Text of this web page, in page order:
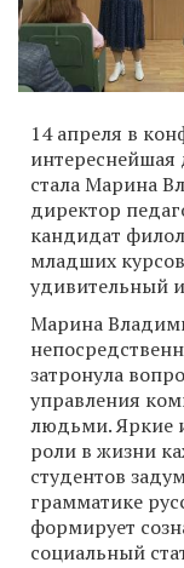
14 апреля в
интереснейшая
стала Марина
директор
кандидат
младших
удивительный
Марина
затронула
управления
людьми. Яркие
роли в жизни
студентов
грамматике
формирует
социальный